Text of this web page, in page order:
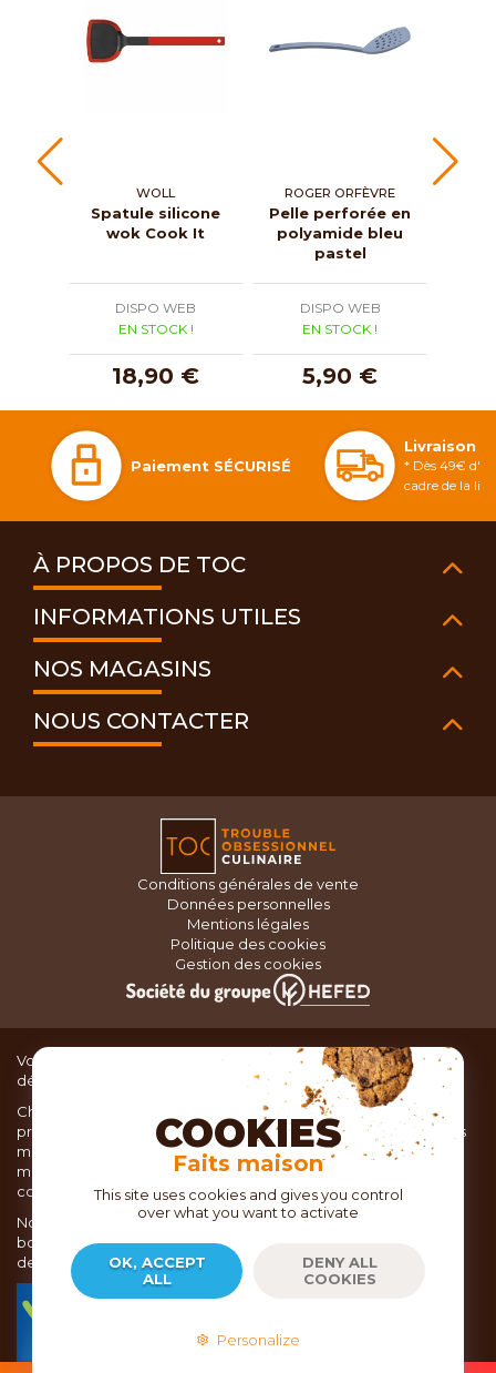
WOLL
Spatule silicone
wok Cook It
DISPO WEB
EN STOCK !
18,90 €
ROGER ORFÈVRE
Pelle perforée en
polyamide bleu
pastel
DISPO WEB
EN STOCK !
5,90 €
Paiement SÉCURISÉ
Livraison
* Dès 49€
cadre de la
À PROPOS DE TOC
INFORMATIONS UTILES
NOS MAGASINS
NOUS CONTACTER
Conditions générales de vente
Données personnelles
Mentions légales
Politique des cookies
Gestion des cookies
Vous recherchez du matériel de cuisine pour concocter de
délicieux plats ou des pâtisseries dignes d’un grand chef ?
Chez TOC, boutique d’ustensiles de cuisine, nous vous
proposons une large sélection de produits issus des meilleures
marques de matériel de cuisine: Ustensiles de pâtisserie,
matériel de cuisson, service de table, ustensiles de cuisine,
coutellerie, set picnic.
Nous vous réservons un accueil chaleureux au sein de nos 21
boutiques, mais vous trouverez également tout votre matériel
de cuisine en ligne sur notre site internet toc.fr
commerce et de la vente à distance depuis 2018.
COOKIES
Faits maison
This site uses cookies and gives you control
over what you want to activate
OK, ACCEPT
ALL
DENY ALL
COOKIES
Personalize